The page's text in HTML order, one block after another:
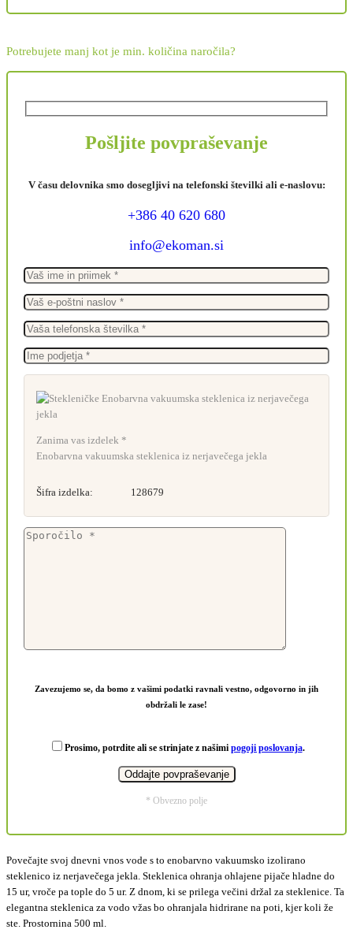
Potrebujete manj kot je min. količina naročila?
Pošljite povpraševanje
V času delovnika smo dosegljivi na telefonski številki ali e-naslovu:
+386 40 620 680
info@ekoman.si
Zanima vas izdelek *
Enobarvna vakuumska steklenica iz nerjavečega jekla
Šifra izdelka: 128679
Zavezujemo se, da bomo z vašimi podatki ravnali vestno, odgovorno in jih
obdržali le zase!
Prosimo, potrdite ali se strinjate z našimi pogoji poslovanja.
* Obvezno polje
Povečajte svoj dnevni vnos vode s to enobarvno vakuumsko izolirano
steklenico iz nerjavečega jekla. Steklenica ohranja ohlajene pijače hladne do
15 ur, vroče pa tople do 5 ur. Z dnom, ki se prilega večini držal za steklenice. Ta
elegantna steklenica za vodo vžas bo ohranjala hidrirane na poti, kjer koli že
ste. Prostornina 500 ml.